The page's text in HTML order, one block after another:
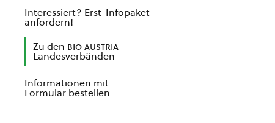
Interessiert? Erst-Infopaket
anfordern!
Zu den bio austria
Landesverbänden
Informationen mit
Formular bestellen